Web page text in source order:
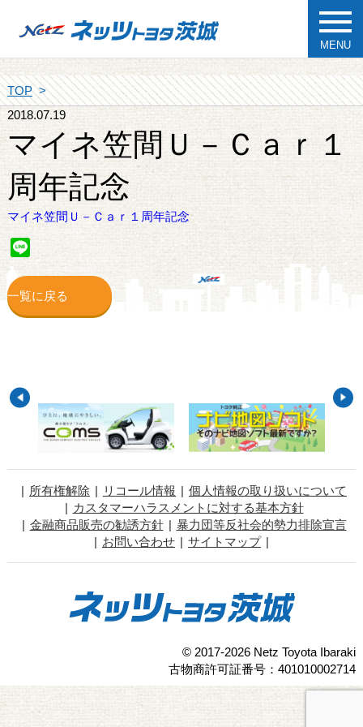
MENU
TOP
2018.07.19
マイネ笠間Ｕ－Ｃａｒ１
周年記念
マイネ笠間Ｕ－Ｃａｒ１周年記念
Line
一覧に戻る
所有権解除 リコール情報
個人情報の取り扱いについて
カスタマーハラスメントに対する基本方針
金融商品販売の勧誘方針
暴力団等反社会的勢力排除宣言
お問い合わせ
サイトマップ
© 2017-2026 Netz Toyota Ibaraki
古物商許可証番号：401010002714